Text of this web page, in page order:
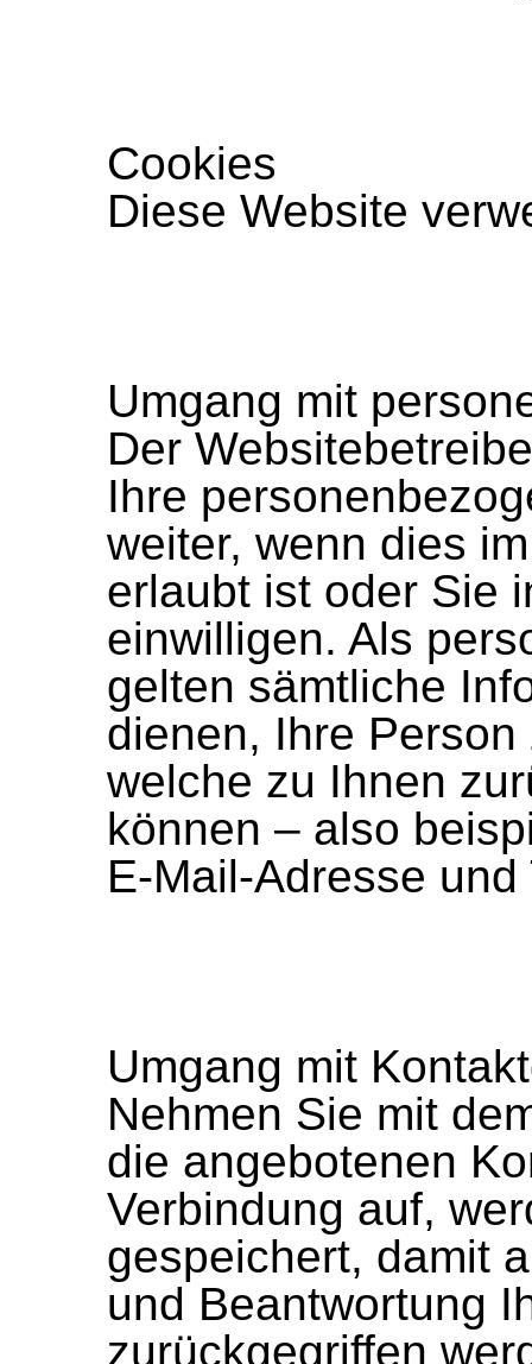
Cookies
Diese Website
Umgang mit
Der
Ihre
weiter, wenn dies
erlaubt ist oder Sie
einwilligen. Als
gelten sämtliche
dienen, Ihre
welche zu Ihnen
können – also
E-Mail-Adresse
Umgang mit
Nehmen Sie mit
die angebotenen
Verbindung auf,
gespeichert, damit
und Beantwortung
zurückgegriffen